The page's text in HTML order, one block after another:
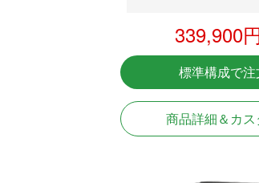
339,900
標準構成で注
商品詳細＆カ